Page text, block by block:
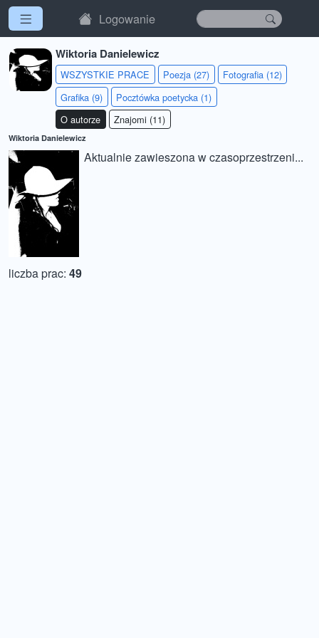
Logowanie
Wiktoria Danielewicz
WSZYSTKIE PRACE Poezja (27)
Fotografia (12)
Grafika (9)
Pocztówka poetycka (1)
O autorze
Znajomi (11)
Wiktoria Danielewicz
Aktualnie zawieszona w czasoprzestrzeni...
liczba prac: 49